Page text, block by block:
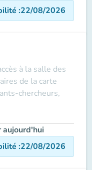
:22/08/2026
à la salle des
de la carte
chercheurs,
aujourd'hui
:22/08/2026